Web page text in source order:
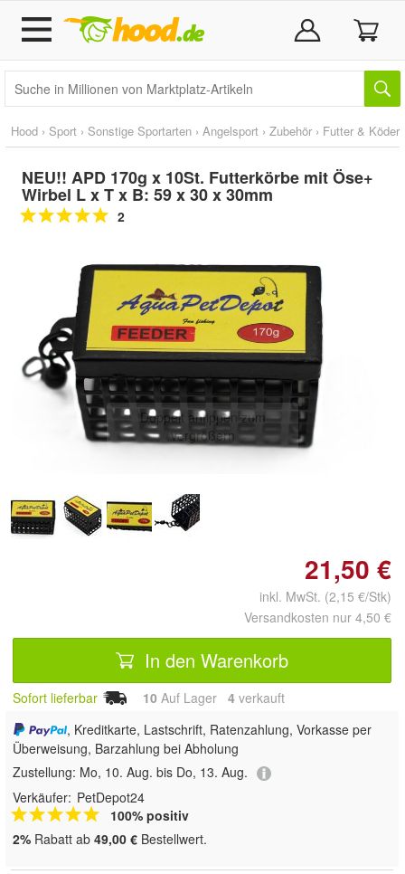
Hood › Sport › Sonstige Sportarten › Angelsport › Zubehör › Futter & Köder
NEU!! APD 170g x 10St. Futterkörbe mit Öse+
Wirbel L x T x B: 59 x 30 x 30mm
2
Doppelt antippen zum
vergrößern
21,50 €
inkl. MwSt. (2,15 €/Stk)
Versandkosten nur 4,50 €
In den Warenkorb
Sofort lieferbar 10 Auf Lager 4 verkauft
, Kreditkarte, Lastschrift, Ratenzahlung, Vorkasse per
Überweisung, Barzahlung bei Abholung
Zustellung: Mo, 10. Aug. bis Do, 13. Aug.
Verkäufer: PetDepot24
100% positiv
2% Rabatt ab 49,00 € Bestellwert.